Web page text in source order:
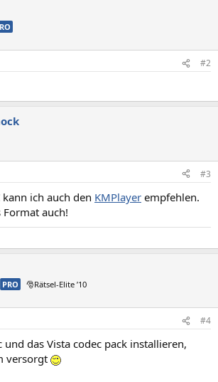
#2
#3
ich auch den KMPlayer empfehlen.
auch!
PRO 🎅Rätsel-Elite ’10
#4
und das Vista codec pack installieren,
versorgt